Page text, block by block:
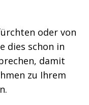
oder von
dies schon in
damit
zu Ihrem